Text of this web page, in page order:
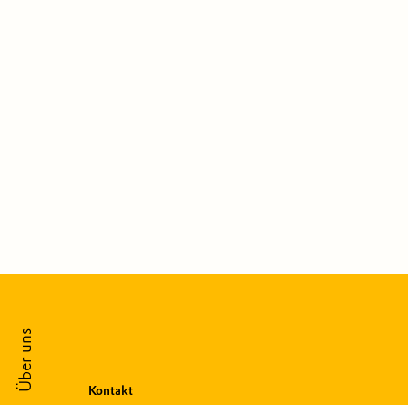
Über uns
Kontakt